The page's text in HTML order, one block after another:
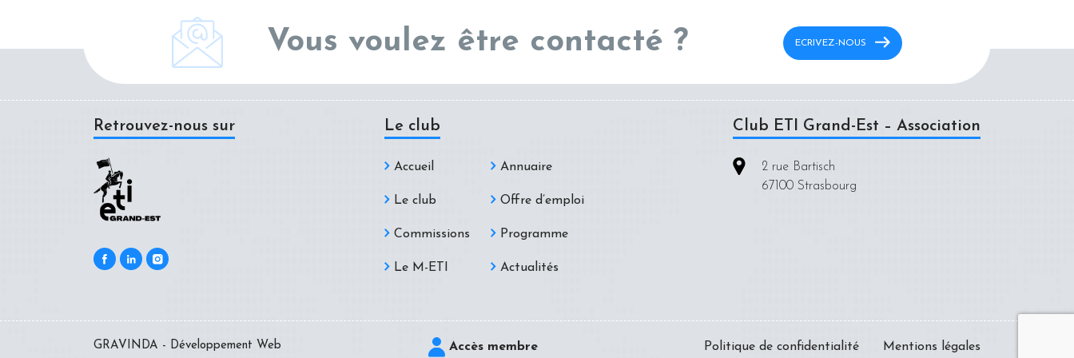
Vous voulez être contacté ? ECRIVEZ-NOUS
Retrouvez-nous sur Le club
Accueil
Le club
Commissions
Le M-ETI
Annuaire
Offre d’emploi
Programme
Actualités
Club ETI Grand-Est – Association
2 rue Bartisch
67100 Strasbourg
GRAVINDA - Développement Web Accès membre Politique de confidentialité Mentions légales